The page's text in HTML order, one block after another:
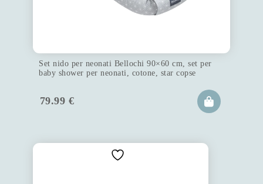
Set nido per neonati Bellochi 90×60 cm, set per
baby shower per neonati, cotone, star copse
79.99 €